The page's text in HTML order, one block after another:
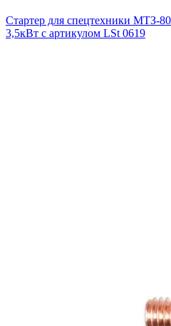
Стартер для спецтехники МТЗ-
3,5кВт с артикулом LSt 0619